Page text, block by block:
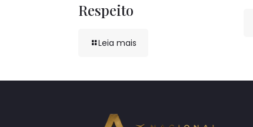
Respeito
Leia mais